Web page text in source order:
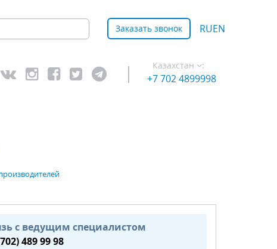
Заказать звонок RUEN
Казахстан :
+7 702 4899998
с ведущим специалистом
489 99 98